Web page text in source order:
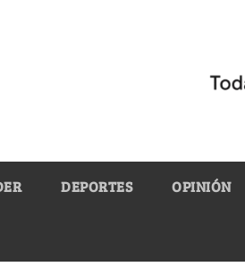
DEPORTES OPINIÓN